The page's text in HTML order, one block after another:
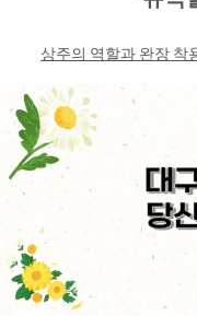
상주의 역할과 완장 착